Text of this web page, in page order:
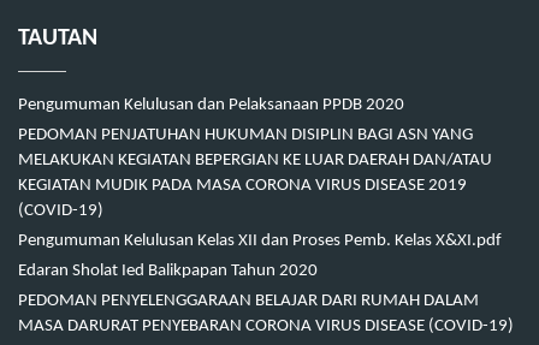
TAUTAN
Pengumuman Kelulusan dan Pelaksanaan PPDB 2020
PEDOMAN PENJATUHAN HUKUMAN DISIPLIN BAGI ASN YANG
MELAKUKAN KEGIATAN BEPERGIAN KE LUAR DAERAH DAN/ATAU
KEGIATAN MUDIK PADA MASA CORONA VIRUS DISEASE 2019
(COVID-19)
Pengumuman Kelulusan Kelas XII dan Proses Pemb. Kelas X&XI.pdf
Edaran Sholat Ied Balikpapan Tahun 2020
PEDOMAN PENYELENGGARAAN BELAJAR DARI RUMAH DALAM
MASA DARURAT PENYEBARAN CORONA VIRUS DISEASE (COVID-19)